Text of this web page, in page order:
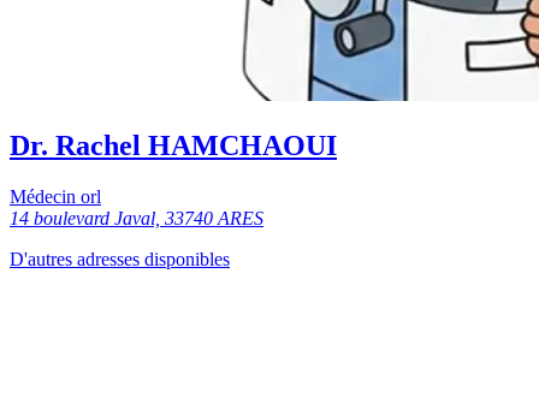
Dr. Rachel HAMCHAOUI
Médecin orl
14 boulevard Javal, 33740 ARES
D'autres adresses disponibles